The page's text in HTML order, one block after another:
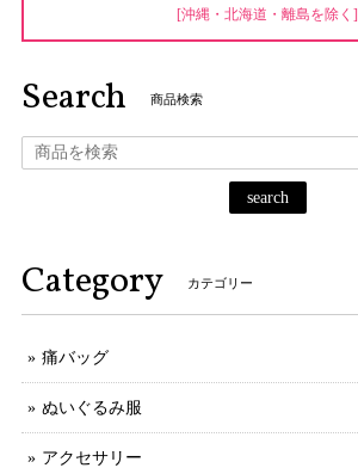
[沖縄・北海道・離島を除く]
Search 商品検索
search
Category カテゴリー
痛バッグ
ぬいぐるみ服
アクセサリー